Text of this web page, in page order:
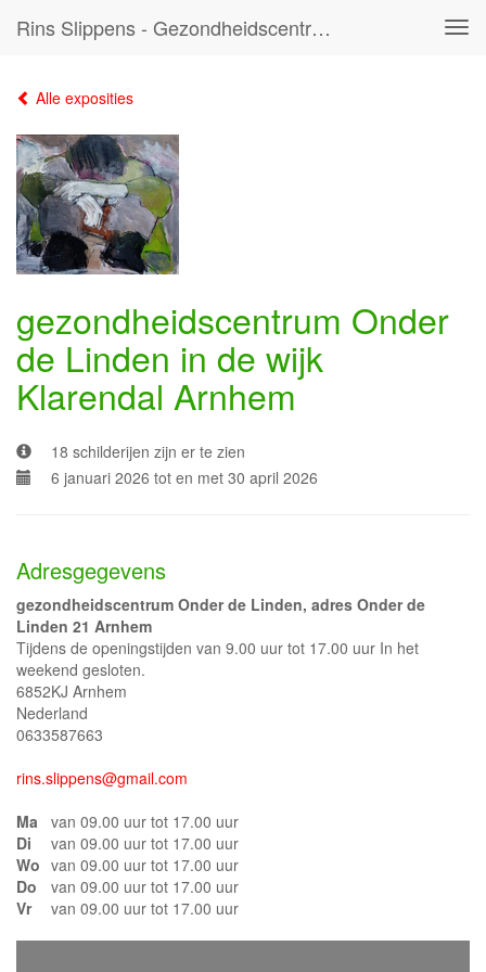
Rins Slippens - Gezondheidscentrum Onder De Linden In De Wijk Klarendal Arnhem
Alle exposities
gezondheidscentrum Onder
de Linden in de wijk
Klarendal Arnhem
18 schilderijen zijn er te zien
6 januari 2026 tot en met 30 april 2026
Adresgegevens
gezondheidscentrum Onder de Linden, adres Onder de
Linden 21 Arnhem
Tijdens de openingstijden van 9.00 uur tot 17.00 uur In het
weekend gesloten.
6852KJ Arnhem
Nederland
0633587663
rins.slippens@gmail.com
Ma
van 09.00 uur tot 17.00 uur
Di
van 09.00 uur tot 17.00 uur
Wo van 09.00 uur tot 17.00 uur
Do
van 09.00 uur tot 17.00 uur
Vr
van 09.00 uur tot 17.00 uur